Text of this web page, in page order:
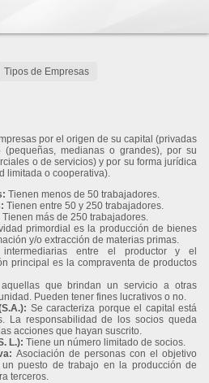
Tipos de Empresas
por el origen de su capital (privadas
medianas o grandes), por su
o de servicios) y por su forma jurídica
limitada o cooperativa).
Tienen menos de 50 trabajadores.
Tienen entre 50 y 250 trabajadores.
Tienen más de 250 trabajadores.
primordial es la producción de bienes
y/o extracción de materias primas.
entre el productor y el
principal es la compraventa de productos
que brindan un servicio a otras
Pueden tener fines lucrativos o no.
Se caracteriza porque el capital está
La responsabilidad de los socios queda
acciones que hayan suscrito.
L.): Tiene un número limitado de socios.
Asociación de personas con el objetivo
puesto de trabajo en la producción de
terceros.